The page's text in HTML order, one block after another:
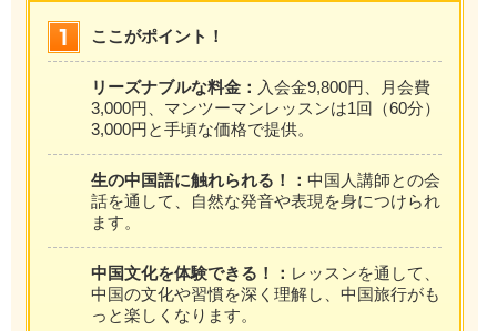
ここがポイント！
リーズナブルな料金： 入会金9,800円、月会費
3,000円、マンツーマンレッスンは1回（60分）
3,000円と手頃な価格で提供。
生の中国語に触れられる！： 中国人講師との会
話を通して、自然な発音や表現を身につけられ
ます。
中国文化を体験できる！： レッスンを通して、
中国の文化や習慣を深く理解し、中国旅行がも
っと楽しくなります。